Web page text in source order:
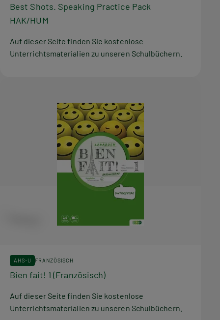
Best Shots. Speaking Practice Pack
HAK/HUM
Auf dieser Seite finden Sie kostenlose
Unterrichtsmaterialien zu unseren Schulbüchern.
AHS-U FRANZÖSISCH
Bien fait! 1 (Französisch)
Auf dieser Seite finden Sie kostenlose
Unterrichtsmaterialien zu unseren Schulbüchern.